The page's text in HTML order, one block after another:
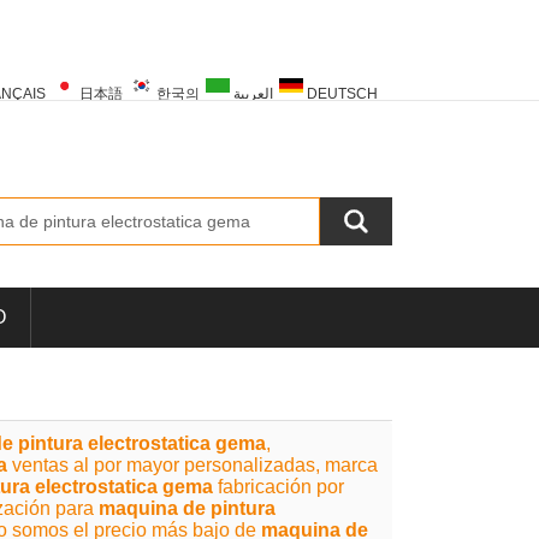
日本語 한국의 العربية DEUTSCH
pintura electrostatica gema,
ventas al por mayor personalizadas, marca
electrostatica gema fabricación por
para maquina de pintura
somos el precio más bajo de maquina de